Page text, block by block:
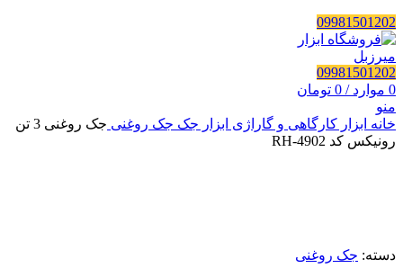
09981501202
09981501202
0 موارد /
0 تومان
منو
خانه ابزار کارگاهی و گاراژی ابزار جک جک روغنی
جک روغنی 3 تن
رونیکس کد RH-4902
دسته: جک روغنی